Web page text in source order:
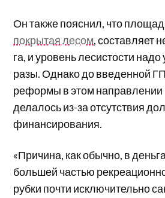
Он также пояснил, что
покрытая лесом, составляет
га, и уровень лесистости надо
разы. Однако до введенной
реформы в этом направлении
делалось из-за отсутствия
финансирования.
«Причина, как обычно, в
большей частью
рубки почти исключительно